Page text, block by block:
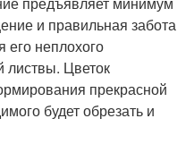
и правильная забота
неплохого
листвы. Цветок
прекрасной
будет обрезать и